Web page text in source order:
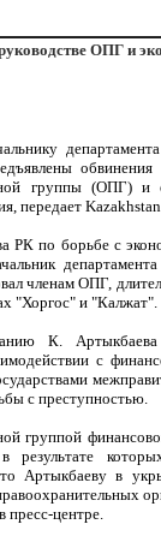
ОПГ и
группы (ОПГ) и
передает
РК по борьбе с
членам ОПГ,
"Хоргос" и "Калжат".
К. Артыкбаева
с
с преступностью.
группой
результате
Артыкбаеву в
пресс-центре.